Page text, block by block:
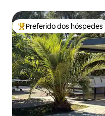
Entre os melhores
Preferido dos hóspedes